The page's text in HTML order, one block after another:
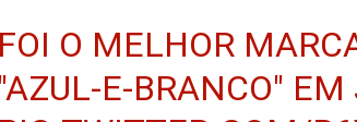
FOI O MELHOR
"AZUL-E-BRANCO" EM